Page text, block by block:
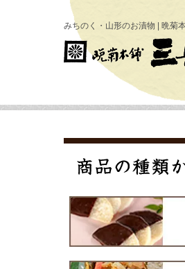
みちのく・山形のお漬物 | 晩菊